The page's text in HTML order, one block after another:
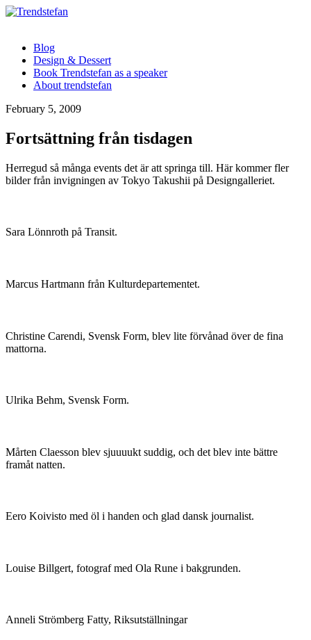
Blog
Design & Dessert
Book Trendstefan as a speaker
About trendstefan
February 5, 2009
Fortsättning från tisdagen
Herregud så många events det är att springa till. Här kommer fler
bilder från invigningen av Tokyo Takushii på Designgalleriet.
Sara Lönnroth på Transit.
Marcus Hartmann från Kulturdepartementet.
Christine Carendi, Svensk Form, blev lite förvånad över de fina
mattorna.
Ulrika Behm, Svensk Form.
Mårten Claesson blev sjuuuukt suddig, och det blev inte bättre
framåt natten.
Eero Koivisto med öl i handen och glad dansk journalist.
Louise Billgert, fotograf med Ola Rune i bakgrunden.
Anneli Strömberg Fatty, Riksutställningar